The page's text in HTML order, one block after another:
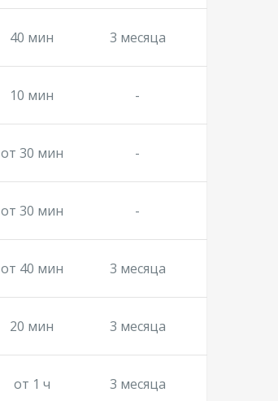
40 мин 3 месяца
10 мин -
от 30 мин -
от 30 мин -
от 40 мин 3 месяца
20 мин 3 месяца
от 1 ч 3 месяца